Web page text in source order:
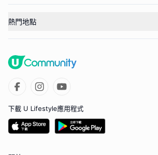
熱門地點
下載 U Lifestyle應用程式